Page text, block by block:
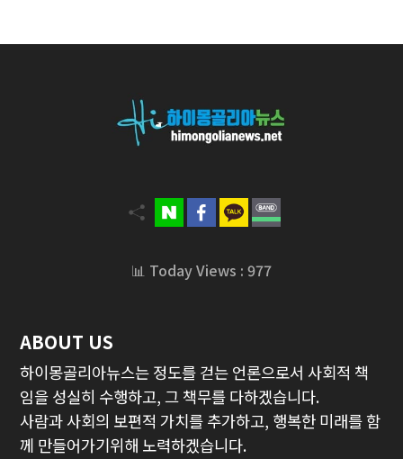
📊 Today Views : 977
ABOUT US
하이몽골리아뉴스는 정도를 걷는 언론으로서 사회적 책
임을 성실히 수행하고, 그 책무를 다하겠습니다.
사람과 사회의 보편적 가치를 추가하고, 행복한 미래를 함
께 만들어가기위해 노력하겠습니다.